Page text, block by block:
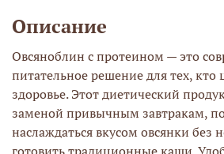
Описание
Овсяноблин с протеином — это
питательное решение для тех, кто
здоровье. Этот диетический
заменой привычным завтракам,
наслаждаться вкусом овсянки без
готовить традиционные каши.